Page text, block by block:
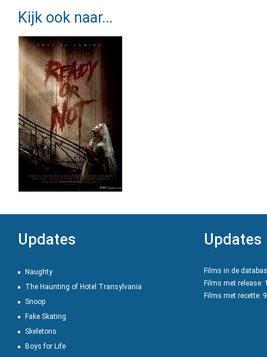
Kijk ook naar...
Updates
Naughty
The Haunting of Hotel Transylvania
Snoop
Fake Skating
Skeletons
Boys for Life
Updates
Films in de
Films met release:
Films met recette: